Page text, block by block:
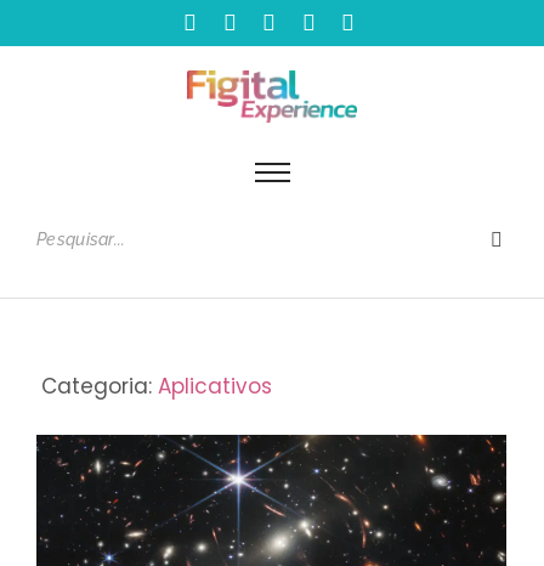
Categoria: Aplicativos